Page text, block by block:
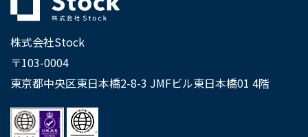
株式会社Stock
〒103-0004
東京都中央区東日本橋2-8-3 JMFビル東日本橋01 4階